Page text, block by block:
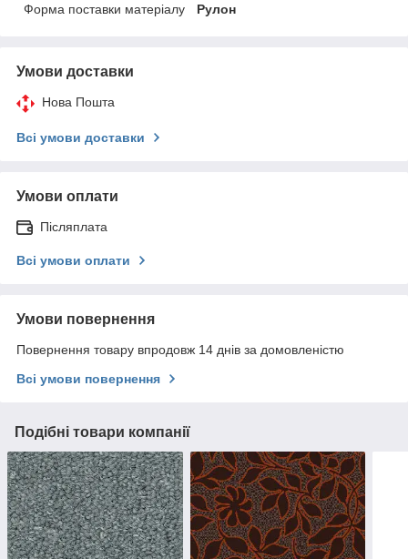
Форма поставки матеріалу
Рулон
Умови доставки
Нова Пошта
Всі умови доставки
Умови оплати
Післяплата
Всі умови оплати
Умови повернення
Повернення товару впродовж 14 днів за домовленістю
Всі умови повернення
Подібні товари компанії